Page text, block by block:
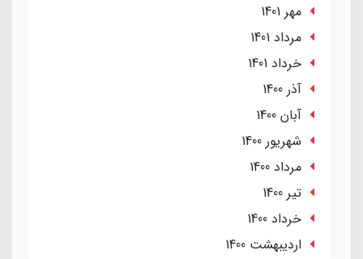
مهر 1401
مرداد 1401
خرداد 1401
آذر 1400
آبان 1400
شهریور 1400
مرداد 1400
تير 1400
خرداد 1400
ارديبهشت 1400